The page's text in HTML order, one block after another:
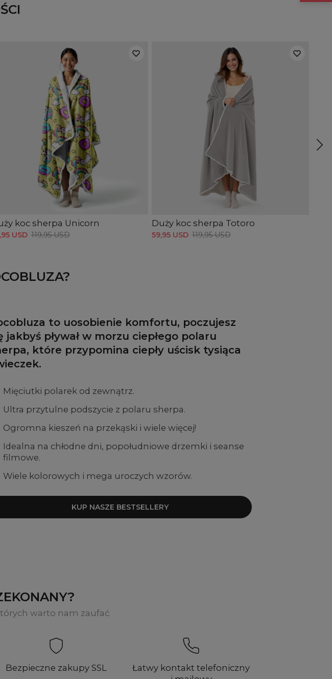
koc sherpa Unicorn
USD 119,95 USD
Duży koc sherpa Totoro
59,95 USD 119,95 USD
to uosobienie komfortu, poczujesz
jakbyś pływał w morzu ciepłego polaru
które przypomina ciepły uścisk tysiąca
Mięciutki polarek od zewnątrz.
Ultra przytulne podszycie z polaru sherpa.
Ogromna kieszeń na przekąski i wiele więcej!
Idealna na chłodne dni, popołudniowe drzemki i seanse
filmowe.
Wiele kolorowych i mega uroczych wzorów.
KUP NASZE BESTSELLERY
warto nam zaufać
Bezpieczne zakupy SSL
Łatwy kontakt telefoniczny